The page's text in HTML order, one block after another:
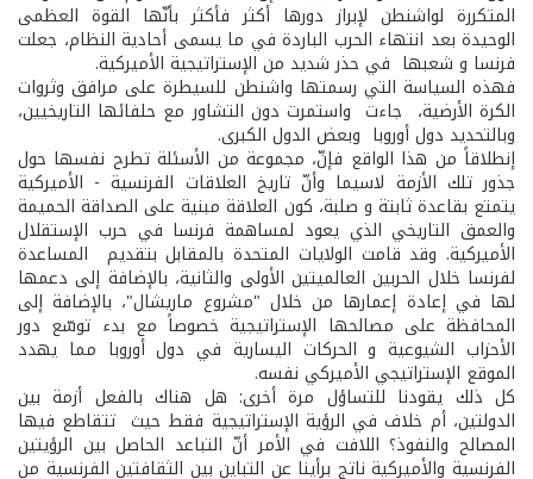
المتكررة لواشنطن لإبراز دورها أكثر فأكثر بأنّها القوة العظمى
الوحيدة بعد انتهاء الحرب الباردة في ما يسمى أحادية النظام، جعلت
فرنسا و شعبها في حذر شديد من الإستراتيجية الأميركية.
فهذه السياسة التي رسمتها واشنطن للسيطرة على مرافق وثروات
الكرة الأرضية، جاءت واستمرت دون التشاور مع حلفائها التاريخيين،
وبالتحديد دول أوروبا وبعض الدول الكبرى.
إنطلاقاً من هذا الواقع فإنّ، مجموعة من الأسئلة تطرح نفسها حول
جذور تلك الأزمة لاسيما وأنّ تاريخ العلاقات الفرنسية - الأميركية
يتمتع بقاعدة ثابتة و صلبة، كون العلاقة مبنية على الصداقة الحميمة
والعمق التاريخي الذي يعود لمساهمة فرنسا في حرب الإستقلال
الأميركية. وقد قامت الولايات المتحدة بالمقابل بتقديم المساعدة
لفرنسا خلال الحربين العالميتين الأولى والثانية، بالإضافة إلى دعمها
لها في إعادة إعمارها من خلال "مشروع ماريشال"، بالإضافة إلى
المحافظة على مصالحها الإستراتيجية خصوصاً مع بدء توسّع دور
الأحزاب الشيوعية و الحركات اليسارية في دول أوروبا مما يهدد
الموقع الإستراتيجي الأميركي نفسه.
كل ذلك يقودنا للتساؤل مرة أخرى: هل هناك بالفعل أزمة بين
الدولتين، أم خلاف في الرؤية الإستراتيجية فقط حيث تتقاطع فيها
المصالح والنفوذ؟ اللافت في الأمر أنّ التباعد الحاصل بين الرؤيتين
الفرنسية والأميركية ناتج برأينا عن التباين بين الثقافتين الفرنسية من